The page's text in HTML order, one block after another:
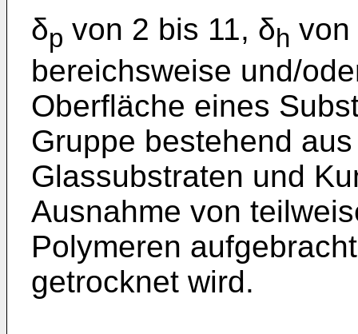
δp von 2 bis 11, δh von
bereichsweise und/
Oberfläche eines
Gruppe bestehend
Glassubstraten und
Ausnahme von
Polymeren
getrocknet wird.